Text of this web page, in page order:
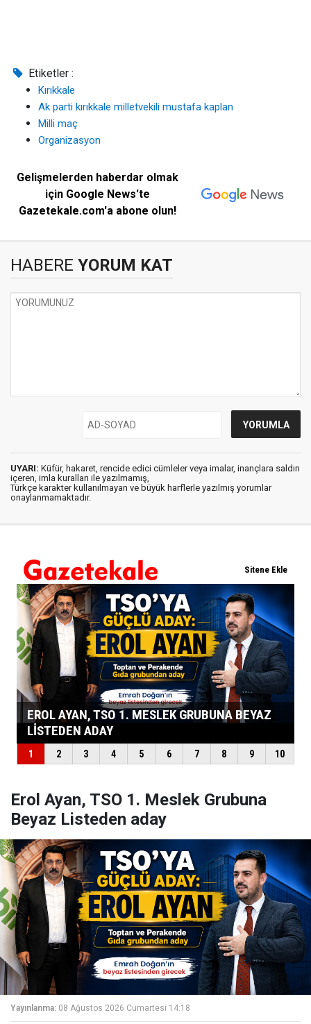
Etiketler :
Kırıkkale
Ak parti kırıkkale milletvekili mustafa kaplan
Milli maç
Organizasyon
Gelişmelerden haberdar olmak
için Google News'te
Gazetekale.com'a abone olun!
HABERE YORUM KAT
UYARI: Küfür, hakaret, rencide edici cümleler veya imalar, inançlara saldırı
içeren, imla kuralları ile yazılmamış,
Türkçe karakter kullanılmayan ve büyük harflerle yazılmış yorumlar
onaylanmamaktadır.
Erol Ayan, TSO 1. Meslek Grubuna
Beyaz Listeden aday
Yayınlanma: 08 Ağustos 2026 Cumartesi 14:18